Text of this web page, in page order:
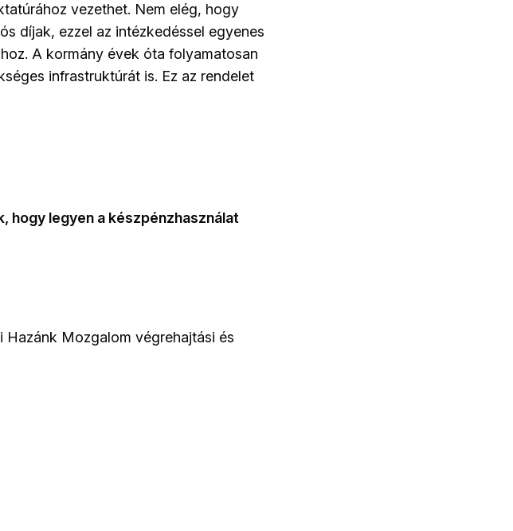
vezethet. Nem elég, hogy
díjak, ezzel az intézkedéssel egyenes
A kormány évek óta folyamatosan
infrastruktúrát is. Ez az rendelet
hogy legyen a készpénzhasználat
Hazánk Mozgalom végrehajtási és